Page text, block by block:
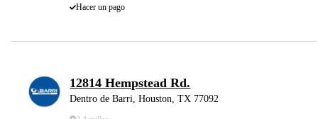
Hacer un pago
12814 Hempstead Rd.
Dentro de Barri, Houston, TX 77092